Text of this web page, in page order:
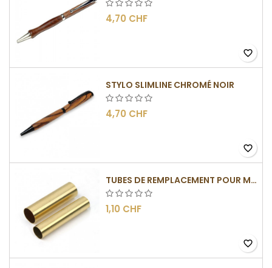
4,70 CHF
favorite_border
STYLO SLIMLINE CHROMÉ NOIR
4,70 CHF
favorite_border
TUBES DE REMPLACEMENT POUR MÉCANISME SLIMLINE
1,10 CHF
favorite_border